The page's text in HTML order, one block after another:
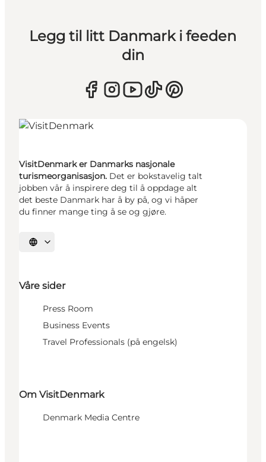
Legg til litt Danmark i feeden
din
VisitDenmark er Danmarks nasjonale
turismeorganisasjon. Det er bokstavelig talt
jobben vår å inspirere deg til å oppdage alt
det beste Danmark har å by på, og vi håper
du finner mange ting å se og gjøre.
Velg språk
Våre sider
Press Room
Business Events
Travel Professionals (på engelsk)
Om VisitDenmark
Denmark Media Centre